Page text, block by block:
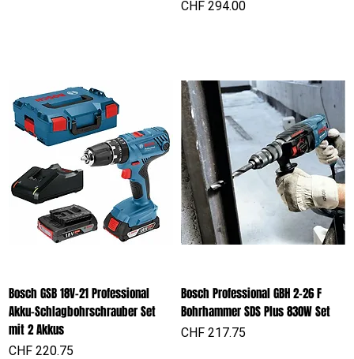
Preis
CHF 294.00
Bosch GSB 18V-21 Professional
Akku-Schlagbohrschrauber Set
mit 2 Akkus
Preis
CHF 220.75
Bosch Professional GBH 2-26 F
Bohrhammer SDS Plus 830W Set
Preis
CHF 217.75